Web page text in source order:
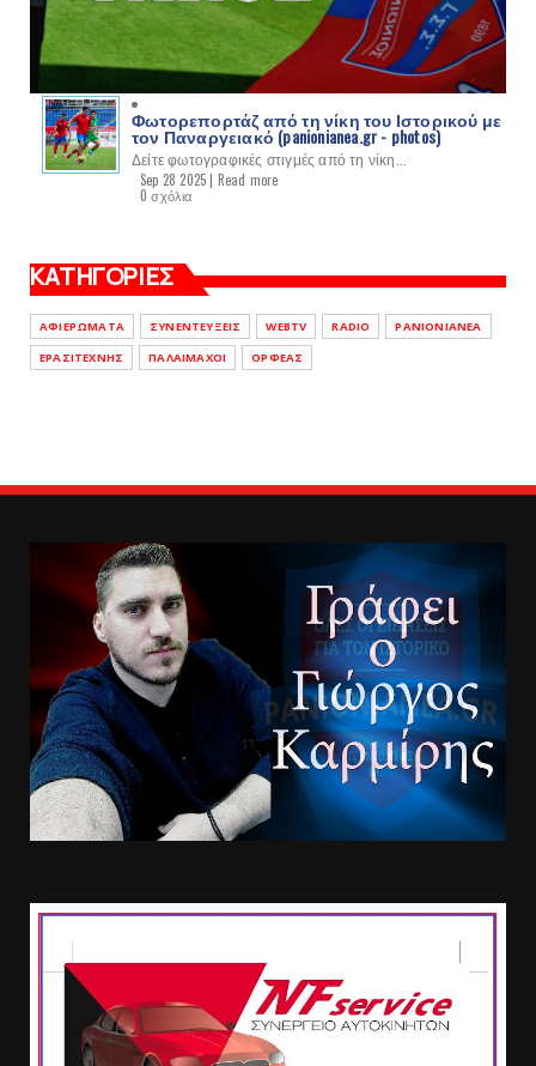
Φωτορεπορτάζ από τη νίκη του Ιστορικού με
τον Παναργειακό (panionianea.gr - photos)
Δείτε φωτογραφικές στιγμές από τη νίκη...
Sep 28 2025 | Read more
0 σχόλια
ΚΑΤΗΓΟΡΙΕΣ
ΑΦΙΕΡΩΜΑΤΑ ΣΥΝΕΝΤΕΥΞΕΙΣ WEBTV RADIO
PANIONIANEA
ΕΡΑΣΙΤΕΧΝΗΣ
ΠΑΛΑΙΜΑΧΟΙ ΟΡΦΕΑΣ